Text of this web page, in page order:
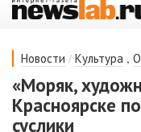
Новости / Культура ,
«Моряк,
Красноярске
суслики